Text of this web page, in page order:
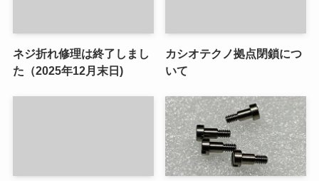
ネジ折れ修理は終了しまし
た（2025年12月末日)
カシオテクノ拠点閉鎖につ
いて